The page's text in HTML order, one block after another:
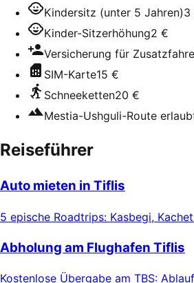
Kindersitz (unter 5 Jahren)3
Kinder-Sitzerhöhung2 €
Versicherung für
SIM-Karte15 €
Schneeketten20 €
Mestia-Ushguli-Route
Reiseführer
Auto mieten in Tiflis
5 epische Roadtrips: Kasbegi,
Abholung am Flughafen Tiflis
Kostenlose Übergabe am TBS: